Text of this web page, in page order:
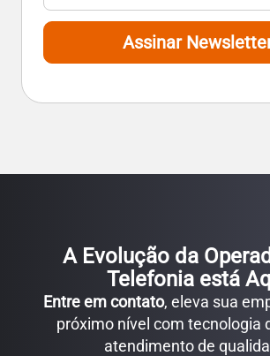
Assinar
A Evolução da
Telefonia está
Entre em contato, eleva sua
próximo nível com tecnologia
atendimento de